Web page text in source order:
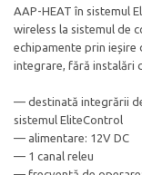
AAP-HEAT în sistemul
wireless la sistemul de
echipamente prin ieșire
integrare, fără instalări
— destinată integrării
sistemul EliteControl
— alimentare: 12V DC
— 1 canal releu